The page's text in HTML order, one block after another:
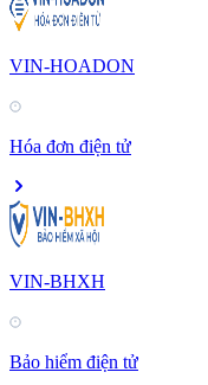
VIN-HOADON
Hóa đơn điện tử
VIN-BHXH
Bảo hiểm điện tử